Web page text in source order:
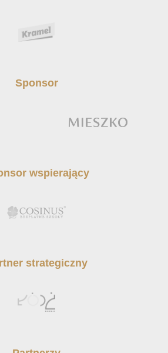
Sponsor
wspierający
strategiczny